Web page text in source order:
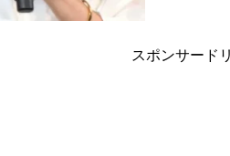
スポンサード